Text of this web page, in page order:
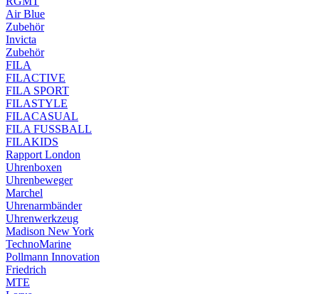
Air Blue
Zubehör
Invicta
Zubehör
FILA
FILACTIVE
FILA SPORT
FILASTYLE
FILACASUAL
FILA FUSSBALL
FILAKIDS
Rapport London
Uhrenboxen
Uhrenbeweger
Marchel
Uhrenarmbänder
Uhrenwerkzeug
Madison New York
TechnoMarine
Pollmann Innovation
Friedrich
MTE